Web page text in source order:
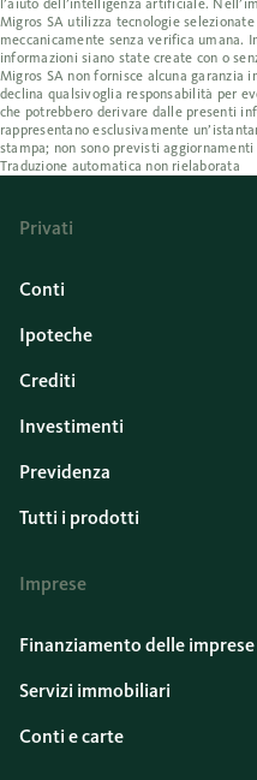
l’aiuto dell’intelligenza artificiale.
Migros SA utilizza tecnologie
meccanicamente senza verifica umana.
informazioni siano state create con o
Migros SA non fornisce alcuna garanzia
declina qualsivoglia responsabilità per
che potrebbero derivare dalle presenti
rappresentano esclusivamente
stampa; non sono previsti
Traduzione automatica non rielaborata
Privati
Conti
Ipoteche
Crediti
Investimenti
Previdenza
Tutti i prodotti
Imprese
Finanziamento delle imprese
Servizi immobiliari
Conti e carte